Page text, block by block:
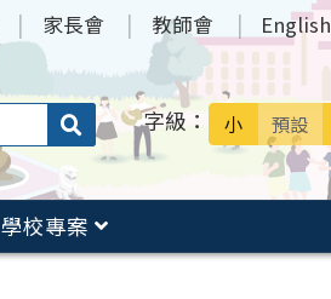
家長會 教師會 English
搜
送出 字級： 小 預設
學校專案